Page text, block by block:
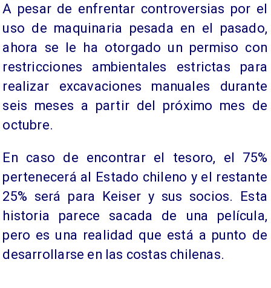
A pesar de enfrentar controversias por el
uso de maquinaria pesada en el pasado,
ahora se le ha otorgado un permiso con
restricciones ambientales estrictas para
realizar excavaciones manuales durante
seis meses a partir del próximo mes de
octubre.
En caso de encontrar el tesoro, el 75%
pertenecerá al Estado chileno y el restante
25% será para Keiser y sus socios. Esta
historia parece sacada de una película,
pero es una realidad que está a punto de
desarrollarse en las costas chilenas.